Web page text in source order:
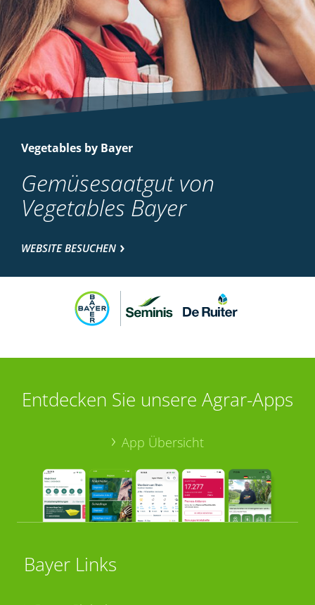
Vegetables by Bayer
Gemüsesaatgut von
Vegetables Bayer
WEBSITE BESUCHEN
Entdecken Sie unsere Agrar-Apps
App Übersicht
Bayer Links